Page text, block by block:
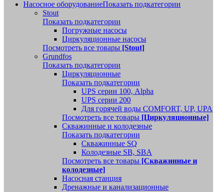
Насосное оборудованиеПоказать подкатегории
Stout
Показать подкатегории
Погружные насосы
Циркуляционные насосы
Посмотреть все товары [Stout]
Grundfos
Показать подкатегории
Циркуляционные
Показать подкатегории
UPS серии 100, Alpha
UPS серии 200
Для горячей воды COMFORT, UP, UPA
Посмотреть все товары [Циркуляционные]
Скважинные и колодезные
Показать подкатегории
Скважинные SQ
Колодезные SB, SBA
Посмотреть все товары [Скважинные и
колодезные]
Насосная станция
Дренажные и канализационные